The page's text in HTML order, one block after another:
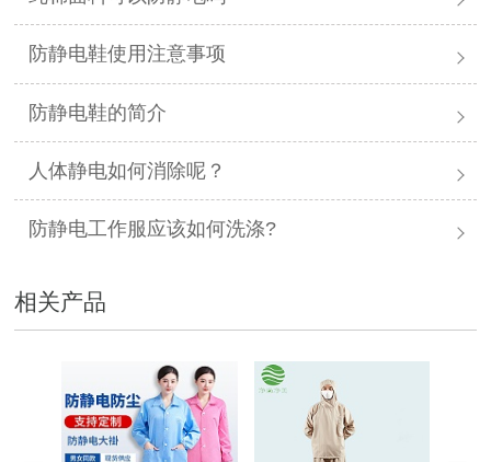
防静电鞋使用注意事项
防静电鞋的简介
人体静电如何消除呢？
防静电工作服应该如何洗涤?
相关产品